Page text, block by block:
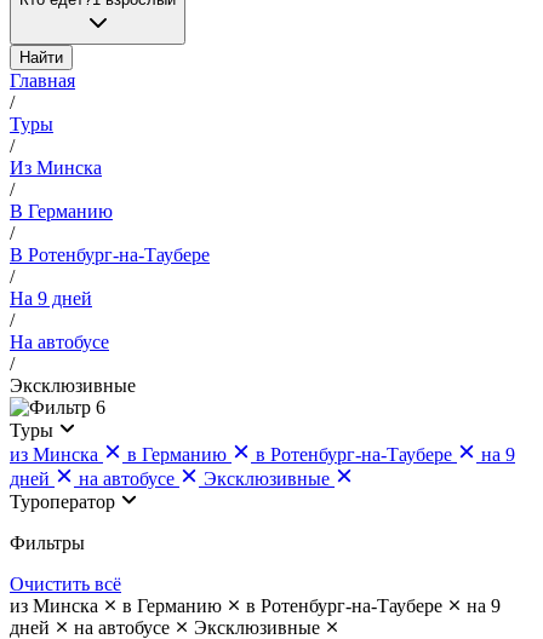
Найти
Главная
/
Туры
/
Из Минска
/
В Германию
/
В Ротенбург-на-Таубере
/
На 9 дней
/
На автобусе
/
Эксклюзивные
6
Туры
из Минска
в Германию в Ротенбург-на-Таубере
на 9
дней
на автобусе
Эксклюзивные
Туроператор
Фильтры
Очистить всё
из Минска
в Германию в Ротенбург-на-Таубере
на 9
дней
на автобусе
Эксклюзивные